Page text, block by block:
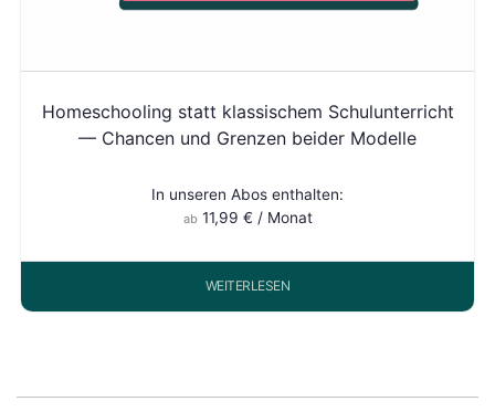
Homeschooling statt klassischem Schulunterricht
— Chancen und Grenzen beider Modelle
In unseren Abos enthalten:
ab 11,99 € / Monat
WEITERLESEN